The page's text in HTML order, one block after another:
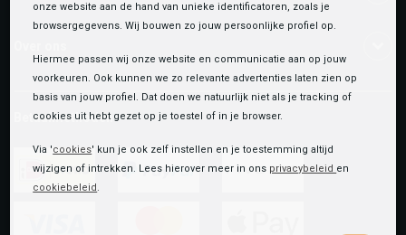
Betaalmethoden
onze website aan de hand van unieke identificatoren, zoals je
browsergegevens. Wij bouwen zo jouw persoonlijke profiel op.
Hiermee passen wij onze website en communicatie aan op jouw
voorkeuren. Ook kunnen we zo relevante advertenties laten zien op
basis van jouw profiel. Dat doen we natuurlijk niet als je tracking of
cookies uit hebt gezet op je toestel of in je browser.
Via 'cookies' kun je ook zelf instellen en je toestemming altijd
wijzigen of intrekken. Lees hierover meer in ons privacybeleid en
cookiebeleid .